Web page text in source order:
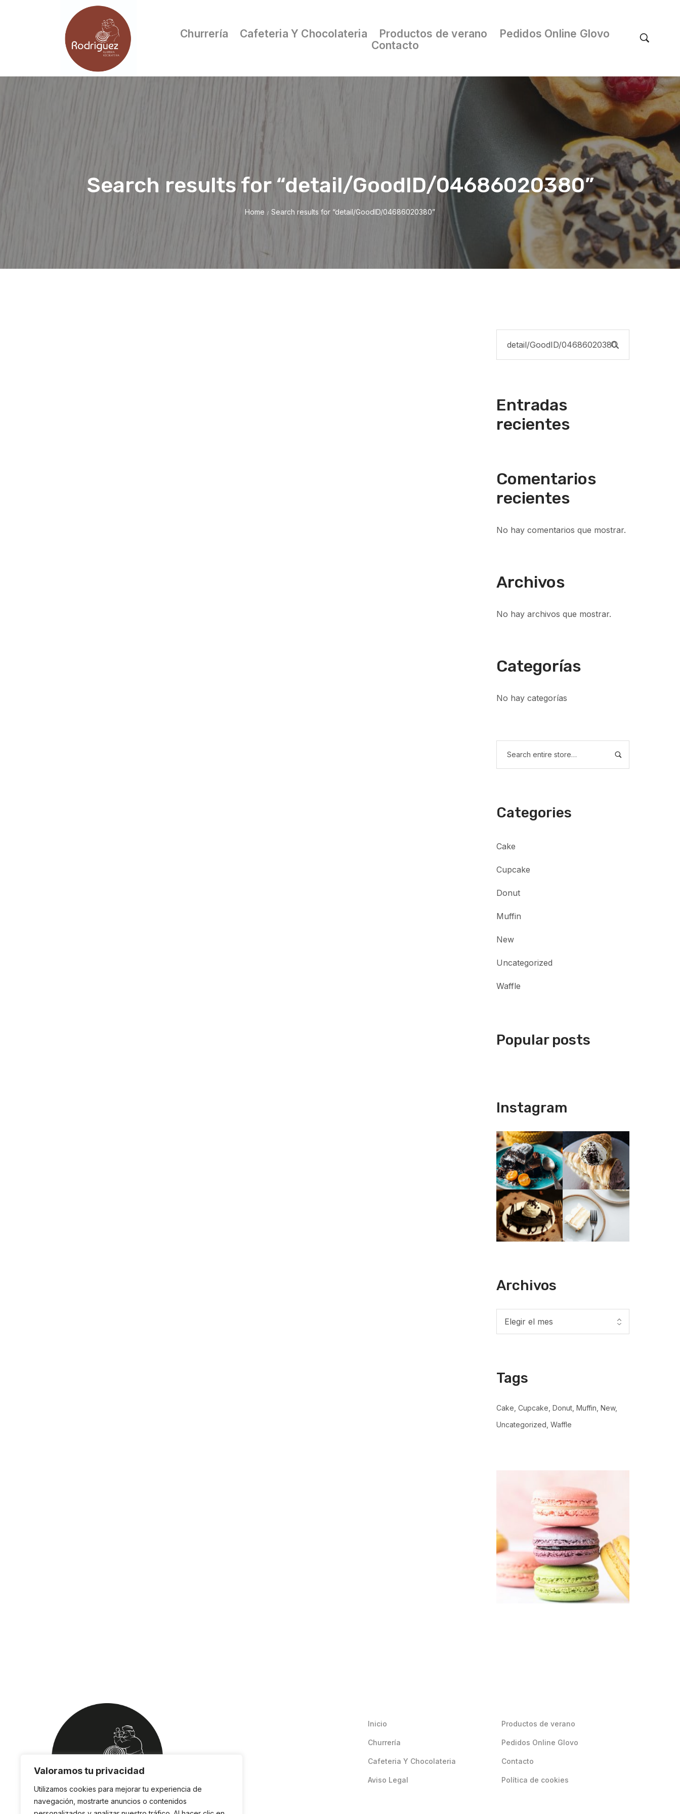
Valoramos tu privacidad
Utilizamos cookies para mejorar tu experiencia de
navegación, mostrarte anuncios o contenidos
Churrería Cafeteria Y Chocolateria Productos de verano
Pedidos Online Glovo
Contacto
Search results for “detail/GoodID/04686020380”
Home / Search results for “detail/GoodID/04686020380”
Entradas
recientes
Comentarios
recientes
No hay comentarios que mostrar.
Archivos
No hay archivos que mostrar.
Categorías
No hay categorías
Categories
Cake
Cupcake
Donut
Muffin
New
Uncategorized
Waffle
Popular posts
Instagram
Archivos
Tags
Cake Cupcake Donut Muffin New
Uncategorized Waffle
Inicio
Churrería
Cafeteria Y Chocolateria
Aviso Legal
Productos de verano
Pedidos Online Glovo
Contacto
Política de cookies